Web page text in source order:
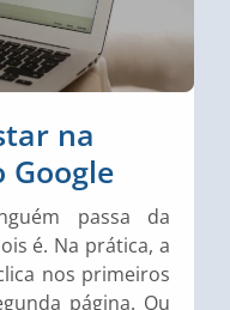
na
Google
passa da
é. Na prática, a
nos primeiros
página. Ou